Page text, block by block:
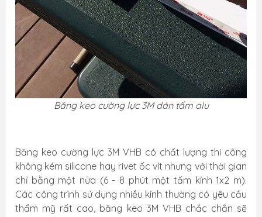
Băng keo cường lực 3M dán tấm alu
Băng keo cường lực 3M VHB có chất lượng thi công
không kém silicone hay rivet ốc vít nhưng với thời gian
chỉ bằng một nửa (6 - 8 phút một tấm kính 1x2 m).
Các công trình sử dụng nhiều kính thường có yêu cầu
thẩm mỹ rất cao, băng keo 3M VHB chắc chắn sẽ